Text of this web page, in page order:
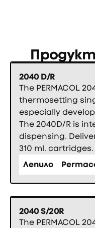
2040 D/R
The PERMACOL
thermosetting
especially
The 2040D/R is
dispensing.
310 ml. cartridges.
Лепило
2040 S/20R
The PERMACOL